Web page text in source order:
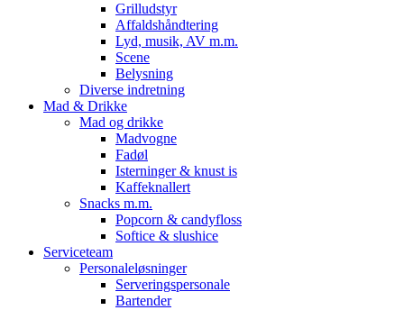
Grilludstyr
Affaldshåndtering
Lyd, musik, AV m.m.
Scene
Belysning
Diverse indretning
Mad & Drikke
Mad og drikke
Madvogne
Fadøl
Isterninger & knust is
Kaffeknallert
Snacks m.m.
Popcorn & candyfloss
Softice & slushice
Serviceteam
Personaleløsninger
Serveringspersonale
Bartender